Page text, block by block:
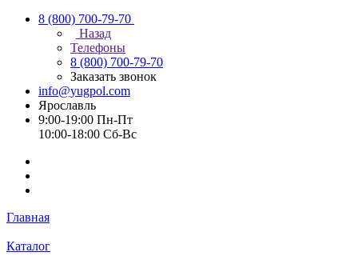
8 (800) 700-79-70
Назад
Телефоны
8 (800) 700-79-70
Заказать звонок
info@yugpol.com
Ярославль
9:00-19:00 Пн-Пт
10:00-18:00 Cб-Вс
Главная
Каталог